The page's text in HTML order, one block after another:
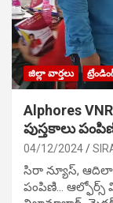
జిల్లా వార్తలు
Alphores
పుస్తకాలు
04/12/2024
సిరా న్యూస్,
పంపిణి… ఆల్ఫోర్స్